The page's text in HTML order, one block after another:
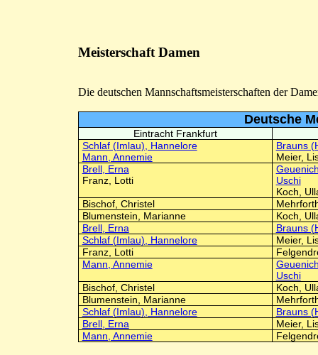
Meisterschaft Damen
Die deutschen Mannschaftsmeisterschaften der
Deutsche
Eintracht Frankfurt
Schlaf (Imlau), Hannelore
Mann, Annemie
Brauns
Meier,
Brell, Erna
Franz, Lotti
Uschi
Koch,
Bischof, Christel
Blumenstein, Marianne
Koch,
Brell, Erna
Brauns
Schlaf (Imlau), Hannelore
Meier,
Franz, Lotti
Mann, Annemie
Uschi
Bischof, Christel
Koch,
Blumenstein, Marianne
Schlaf (Imlau), Hannelore
Brauns
Brell, Erna
Meier,
Mann, Annemie